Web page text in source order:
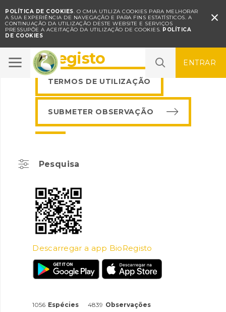
POLÍTICA DE COOKIES. O CMIA UTILIZA COOKIES PARA MELHORAR
A SUA EXPERIÊNCIA DE NAVEGAÇÃO E PARA FINS ESTATÍSTICOS. A
CONTINUAÇÃO DA UTILIZAÇÃO DESTE WEBSITE E SERVIÇOS
PRESSUPÕE A ACEITAÇÃO DA UTILIZAÇÃO DE COOKIES. POLÍTICA
DE COOKIES

ENTRAR
BioRegisto
TERMOS DE UTILIZAÇÃO
SUBMETER OBSERVAÇÃO
Pesquisa
Descarregar a app BioRegisto
1056 Espécies 4839 Observações